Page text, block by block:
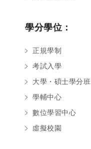
學分學位：
正規學制
考試入學
大學・碩士學分班
學輔中心
數位學習中心
虛擬校園